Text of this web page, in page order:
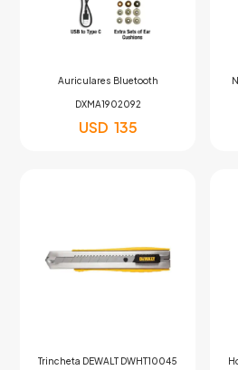
Auriculares Bluetooth
DXMA1902092
USD 135
Trincheta DEWALT DWHT10045